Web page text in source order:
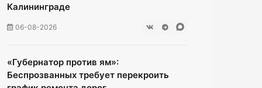
Калининграде
06-08-2026
«Губернатор против ям»:
Беспрозванных требует перекроить